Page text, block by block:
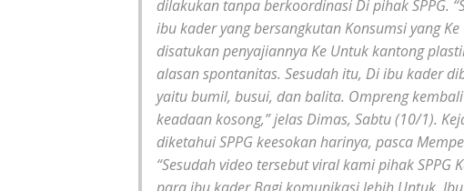
dilakukan tanpa berkoordinasi Di pihak SPPG.
ibu kader yang bersangkutan Konsumsi yang
disatukan penyajiannya Ke Untuk kantong
alasan spontanitas. Sesudah itu, Di ibu kader
yaitu bumil, busui, dan balita. Ompreng
keadaan kosong,” jelas Dimas, Sabtu (10/1).
diketahui SPPG keesokan harinya, pasca
“Sesudah video tersebut viral kami pihak SPPG